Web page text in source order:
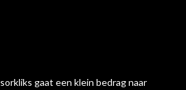
gaat een klein bedrag naar